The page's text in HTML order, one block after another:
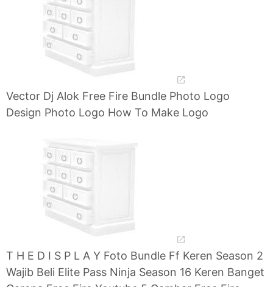
Vector Dj Alok Free Fire Bundle Photo Logo
Design Photo Logo How To Make Logo
T H E D I S P L A Y Foto Bundle Ff Keren Season 2
Wajib Beli Elite Pass Ninja Season 16 Keren Banget